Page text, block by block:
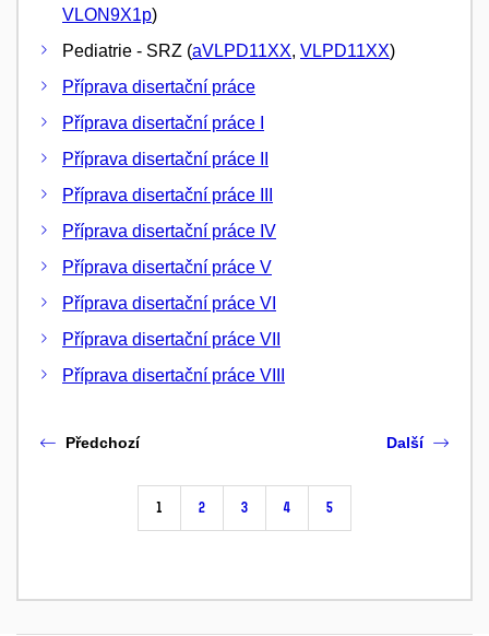
VLON9X1p)
Pediatrie - SRZ (aVLPD11XX, VLPD11XX)
Příprava disertační práce
Příprava disertační práce I
Příprava disertační práce II
Příprava disertační práce III
Příprava disertační práce IV
Příprava disertační práce V
Příprava disertační práce VI
Příprava disertační práce VII
Příprava disertační práce VIII
Předchozí
1 2 3 4 5
Další